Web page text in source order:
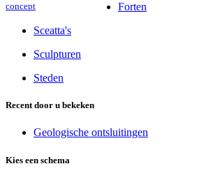
concept
Forten
Sceatta's
Sculpturen
Steden
Recent door u bekeken
Geologische ontsluitingen
Kies een schema